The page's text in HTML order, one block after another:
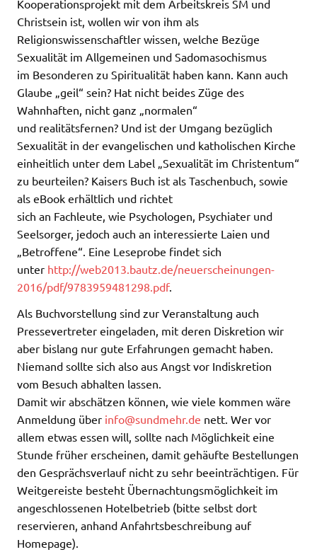
Kooperationsprojekt mit dem Arbeitskreis SM und
Christsein ist, wollen wir von ihm als
Religionswissenschaftler wissen, welche Bezüge
Sexualität im Allgemeinen und Sadomasochismus
im Besonderen zu Spiritualität haben kann. Kann auch
Glaube „geil“ sein? Hat nicht beides Züge des
Wahnhaften, nicht ganz „normalen“
und realitätsfernen? Und ist der Umgang bezüglich
Sexualität in der evangelischen und katholischen Kirche
einheitlich unter dem Label „Sexualität im Christentum“
zu beurteilen? Kaisers Buch ist als Taschenbuch, sowie
als eBook erhältlich und richtet
sich an Fachleute, wie Psychologen, Psychiater und
Seelsorger, jedoch auch an interessierte Laien und
„Betroffene“. Eine Leseprobe findet sich
unter http://web2013.bautz.de/neuerscheinungen-
2016/pdf/9783959481298.pdf.
Als Buchvorstellung sind zur Veranstaltung auch
Pressevertreter eingeladen, mit deren Diskretion wir
aber bislang nur gute Erfahrungen gemacht haben.
Niemand sollte sich also aus Angst vor Indiskretion
vom Besuch abhalten lassen.
Damit wir abschätzen können, wie viele kommen wäre
Anmeldung über info@sundmehr.de nett. Wer vor
allem etwas essen will, sollte nach Möglichkeit eine
Stunde früher erscheinen, damit gehäufte Bestellungen
den Gesprächsverlauf nicht zu sehr beeinträchtigen. Für
Weitgereiste besteht Übernachtungsmöglichkeit im
angeschlossenen Hotelbetrieb (bitte selbst dort
reservieren, anhand Anfahrtsbeschreibung auf
Homepage).